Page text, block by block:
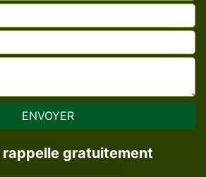
rappelle gratuitement